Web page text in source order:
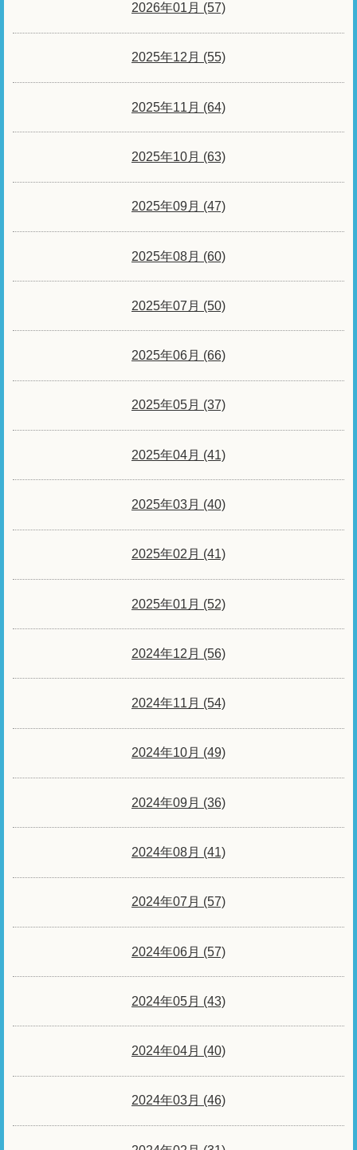
2026年01月 (57)
2025年12月 (55)
2025年11月 (64)
2025年10月 (63)
2025年09月 (47)
2025年08月 (60)
2025年07月 (50)
2025年06月 (66)
2025年05月 (37)
2025年04月 (41)
2025年03月 (40)
2025年02月 (41)
2025年01月 (52)
2024年12月 (56)
2024年11月 (54)
2024年10月 (49)
2024年09月 (36)
2024年08月 (41)
2024年07月 (57)
2024年06月 (57)
2024年05月 (43)
2024年04月 (40)
2024年03月 (46)